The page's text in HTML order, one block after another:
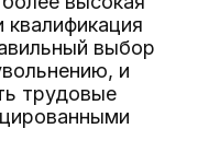
квалификация
выбор
и
трудовые